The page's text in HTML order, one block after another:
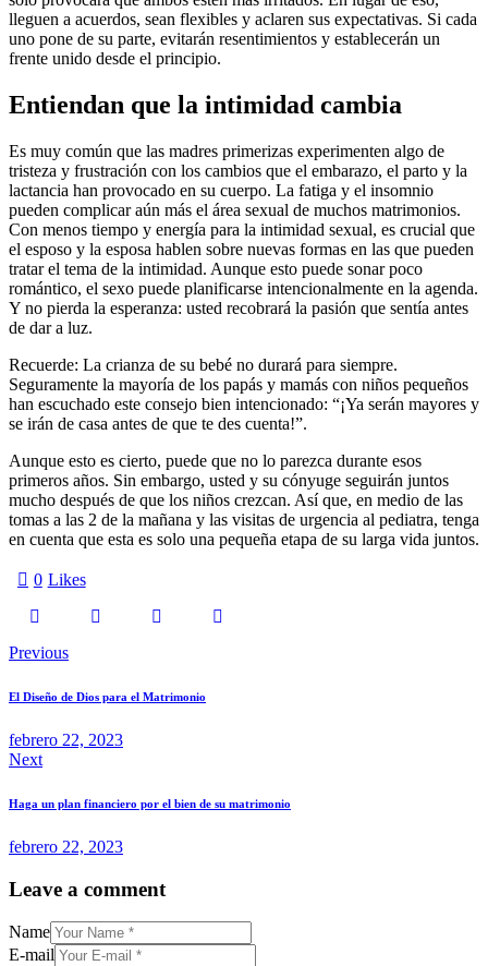
lleguen a acuerdos, sean flexibles y aclaren sus expectativas. Si cada
uno pone de su parte, evitarán resentimientos y establecerán un
frente unido desde el principio.
Entiendan que la intimidad cambia
Es muy común que las madres primerizas experimenten algo de
tristeza y frustración con los cambios que el embarazo, el parto y la
lactancia han provocado en su cuerpo. La fatiga y el insomnio
pueden complicar aún más el área sexual de muchos matrimonios.
Con menos tiempo y energía para la intimidad sexual, es crucial que
el esposo y la esposa hablen sobre nuevas formas en las que pueden
tratar el tema de la intimidad. Aunque esto puede sonar poco
romántico, el sexo puede planificarse intencionalmente en la agenda.
Y no pierda la esperanza: usted recobrará la pasión que sentía antes
de dar a luz.
Recuerde: La crianza de su bebé no durará para siempre.
Seguramente la mayoría de los papás y mamás con niños pequeños
han escuchado este consejo bien intencionado: “¡Ya serán mayores y
se irán de casa antes de que te des cuenta!”.
Aunque esto es cierto, puede que no lo parezca durante esos
primeros años. Sin embargo, usted y su cónyuge seguirán juntos
mucho después de que los niños crezcan. Así que, en medio de las
tomas a las 2 de la mañana y las visitas de urgencia al pediatra, tenga
en cuenta que esta es solo una pequeña etapa de su larga vida juntos.
0 Likes
Navegación
de
Previous
El Diseño de Dios para el Matrimonio
febrero 22, 2023
Next
Haga un plan financiero por el bien de su matrimonio
febrero 22, 2023
Leave a comment
Name
E-mail